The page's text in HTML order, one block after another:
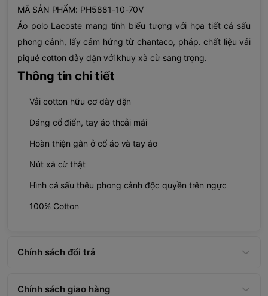
MÃ SẢN PHẨM: PH5881-10-70V
Áo polo Lacoste mang tính biểu tượng với họa tiết cá sấu
phong cảnh, lấy cảm hứng từ chantaco, pháp. chất liệu vải
piqué cotton dày dặn với khuy xà cừ sang trọng.
Thông tin chi tiết
Vải cotton hữu cơ dày dặn
Dáng cổ điển, tay áo thoải mái
Hoàn thiện gân ở cổ áo và tay áo
Nút xà cừ thật
Hình cá sấu thêu phong cảnh độc quyền trên ngực
100% Cotton
Chính sách đổi trả
Chính sách giao hàng